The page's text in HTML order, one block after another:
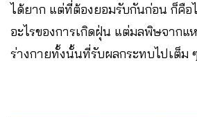
ได้ยาก แต่ที่ต้องยอมรับกันก่อน ก็คือ
อะไรของการเกิดฝุ่น แต่มลพิษจากแ
ร่างกายทั้งนั้นที่รับผลกระทบไปเต็ม ๆ